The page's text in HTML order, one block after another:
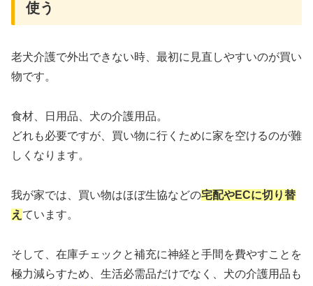
使う
老犬介護で外出できない時、最初に見直しやすいのが買い
物です。
食材、日用品、犬の介護用品。
どれも必要ですが、買い物に行くために家を空けるのが難
しくなります。
我が家では、買い物はほぼ生協などの宅配やECに切り替
え ています。
そして、在庫チェックと補充に神経と手間を費やすことを
極力減らすため、生活必需品だけでなく、犬の介護用品も